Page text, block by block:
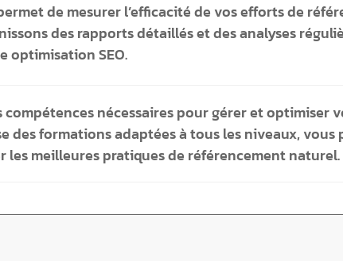
de mesurer l’efficacité de vos efforts de
des rapports détaillés et des analyses
optimisation SEO.
compétences nécessaires pour gérer et optimiser
des formations adaptées à tous les niveaux,
les meilleures pratiques de référencement naturel.